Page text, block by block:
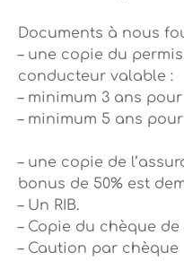
Documents à nous
– une copie du
conducteur valable :
– minimum 3 ans
– minimum 5 ans
– une copie de
bonus de 50% est
– Un RIB.
– Copie du chèque
– Caution par chèque